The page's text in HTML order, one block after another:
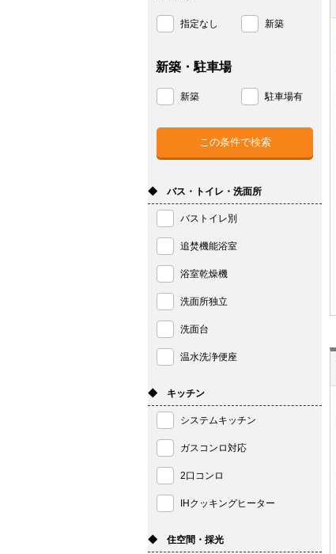
指定なし 新築
新築・駐車場
新築 駐車場有
◆ バス・トイレ・洗面所
バストイレ別
追焚機能浴室
浴室乾燥機
洗面所独立
洗面台
温水洗浄便座
◆ キッチン
システムキッチン
ガスコンロ対応
2口コンロ
IHクッキングヒーター
◆ 住空間・採光